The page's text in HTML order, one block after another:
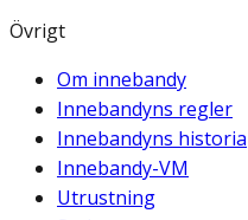
Övrigt
Om innebandy
Innebandyns regler
Innebandyns historia
Innebandy-VM
Utrustning